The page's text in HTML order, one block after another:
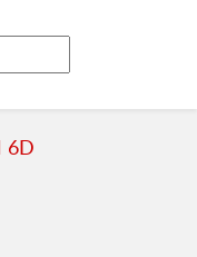
6D